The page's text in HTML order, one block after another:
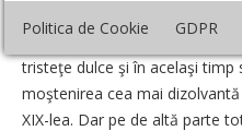
Politica de Cookie GDPR
De fiecare dată când citim o
tristeţe dulce şi în acelaşi timp
moştenirea cea mai
XIX-lea. Dar pe de altă parte